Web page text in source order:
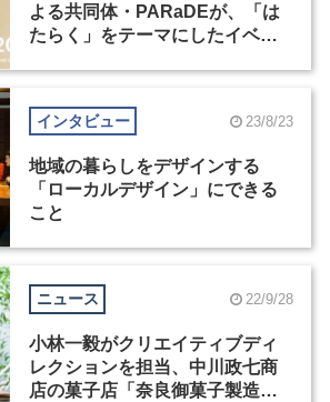
よる共同体・PARaDEが、「は
たらく」をテーマにしたイベン
インタビュー 23/8/23
地域の暮らしをデザインする
「ローカルデザイン」にできる
こと
ニュース 22/9/28
小林一毅がクリエイティブディ
レクションを担当、中川政七商
店の菓子店「奈良御菓子製造所